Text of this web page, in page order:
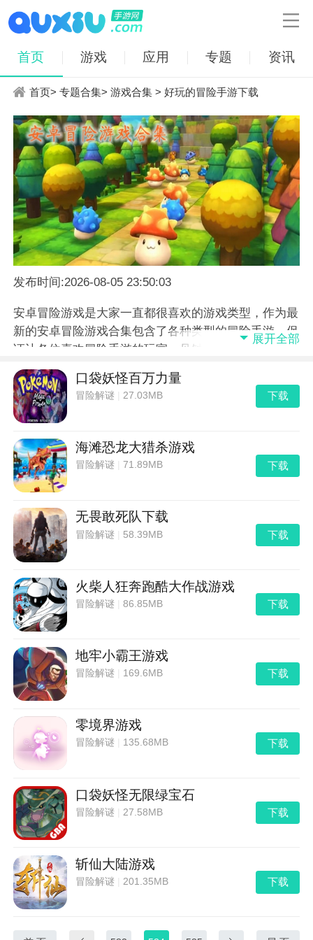

首页 游戏 应用 专题 资讯
首页>专题合集>游戏合集 > 好玩的冒险手游下载
发布时间:2026-08-05 23:50:03
安卓冒险游戏是大家一直都很喜欢的游戏类型，作为最
新的安卓冒险游戏合集包含了各种类型的冒险手游，保
证让各位喜欢冒险手游的玩家一见钟情。去秀手游网为
您网络了当前游戏市场最好玩的冒险手游下载和安装，
赶快来下载吧！
展开全部
口袋妖怪百万力量
冒险解谜 |27.03MB 下载
海滩恐龙大猎杀游戏
冒险解谜 |71.89MB 下载
无畏敢死队下载
冒险解谜 58.39MB 下载
火柴人狂奔跑酷大作战游戏
冒险解谜 |86.85MB 下载
地牢小霸王游戏
冒险解谜 169.6MB 下载
零境界游戏
冒险解谜 135.68MB 下载
口袋妖怪无限绿宝石
冒险解谜 27.58MB 下载
斩仙大陆游戏
冒险解谜 201.35MB 下载